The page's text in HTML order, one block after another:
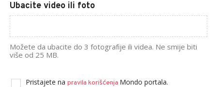
Ubacite video ili foto
Možete da ubacite do 3 fotografije ili videa. Ne smije biti
više od 25 MB.
Pristajete na pravila korišćenja Mondo portala.